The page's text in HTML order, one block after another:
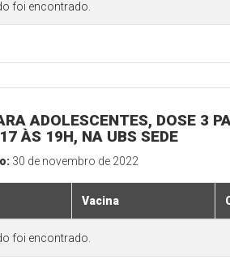
foi encontrado.
ADOLESCENTES, DOSE 3
ÀS 19H, NA UBS SEDE
30 de novembro de 2022
Vacina
foi encontrado.